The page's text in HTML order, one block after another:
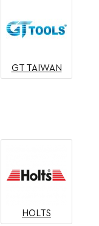
GT TAIWAN
HOLTS